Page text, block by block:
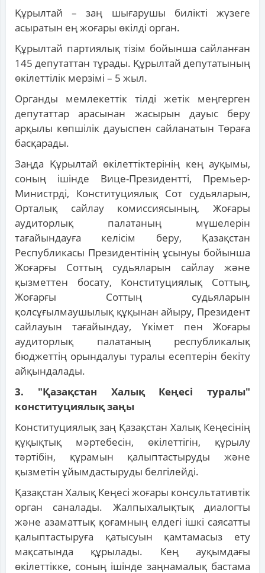
Құрылтай – заң шығарушы билікті жүзеге
асыратын ең жоғары өкілді орган.
Құрылтай партиялық тізім бойынша сайланған
145 депутаттан тұрады. Құрылтай депутатының
өкілеттілік мерзімі – 5 жыл.
Органды мемлекеттік тілді жетік меңгерген
депутаттар арасынан жасырын дауыс беру
арқылы көпшілік дауыспен сайланатын Төраға
басқарады.
Заңда Құрылтай өкілеттіктерінің кең ауқымы,
соның ішінде Вице-Президентті, Премьер-
Министрді, Конституциялық Сот судьяларын,
Орталық сайлау комиссиясының, Жоғары
аудиторлық палатаның мүшелерін
тағайындауға келісім беру, Қазақстан
Республикасы Президентінің ұсынуы бойынша
Жоғарғы Соттың судьяларын сайлау және
қызметтен босату, Конституциялық Соттың,
Жоғарғы Соттың судьяларын
қолсұғылмаушылық құқынан айыру, Президент
сайлауын тағайындау, Үкімет пен Жоғары
аудиторлық палатаның республикалық
бюджеттің орындалуы туралы есептерін бекіту
айқындалады.
3. "Қазақстан Халық Кеңесі туралы"
конституциялық заңы
Конституциялық заң Қазақстан Халық Кеңесінің
құқықтық мәртебесін, өкілеттігін, құрылу
тәртібін, құрамын қалыптастыруды және
қызметін ұйымдастыруды белгілейді.
Қазақстан Халық Кеңесі жоғары консультативтік
орган саналады. Жалпыхалықтық диалогты
және азаматтық қоғамның елдегі ішкі саясатты
қалыптастыруға қатысуын қамтамасыз ету
мақсатында құрылады. Кең ауқымдағы
өкілеттікке, соның ішінде заңнамалық бастама